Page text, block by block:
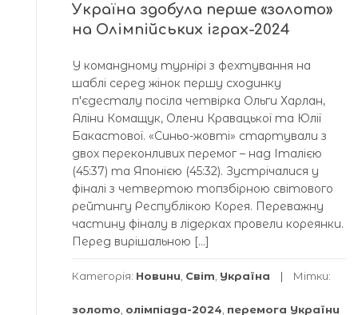
Україна здобула перше «золото»
на Олімпійських іграх-2024
У командному турнірі з фехтування на
шаблі серед жінок першу сходинку
пʼєдесталу посіла четвірка Ольги Харлан,
Аліни Комащук, Олени Кравацької та Юлії
Бакастової. «Синьо-жовті» стартували з
двох переконливих перемог – над Італією
(45:37) та Японією (45:32). Зустрічалися у
фіналі з четвертою топзбірною світового
рейтингу Республікою Корея. Переважну
частину фіналу в лідерках провели кореянки.
Перед вирішальною […]
Категорія: Новини Світ Україна Мітки:
золото олімпіада-2024 перемога України